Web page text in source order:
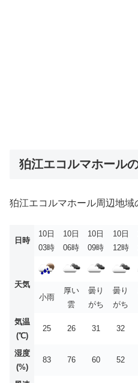
狛江エコルマホール
狛江エコルマホール周辺地域
日時
10日
03時
10日
06時
10日
09時
10日
12時
天気
小雨
厚い
雲
曇り
がち
曇り
がち
気温
(℃)
25 26 31 32
湿度
(%)
83 76 60 52